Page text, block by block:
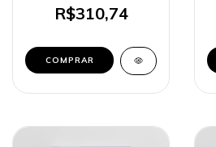
R$310,74
COMPRAR